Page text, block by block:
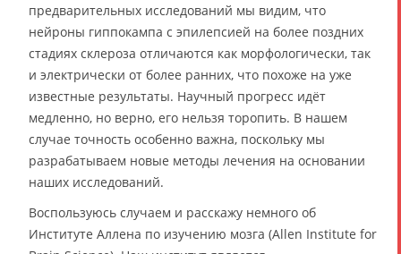
предварительных исследований мы видим, что
нейроны гиппокампа с эпилепсией на более поздних
стадиях склероза отличаются как морфологически, так
и электрически от более ранних, что похоже на уже
известные результаты. Научный прогресс идёт
медленно, но верно, его нельзя торопить. В нашем
случае точность особенно важна, поскольку мы
разрабатываем новые методы лечения на основании
наших исследований.
Воспользуюсь случаем и расскажу немного об
Институте Аллена по изучению мозга (Allen Institute for